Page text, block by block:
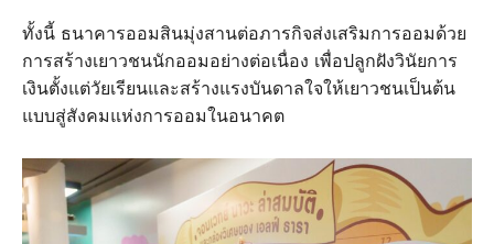
ทั้งนี้ ธนาคารออมสินมุ่งสานต่อภารกิจส่งเสริมการออมด้วย
การสร้างเยาวชนนักออมอย่างต่อเนื่อง เพื่อปลูกฝังวินัยการ
เงินตั้งแต่วัยเรียนและสร้างแรงบันดาลใจให้เยาวชนเป็นต้น
แบบสู่สังคมแห่งการออมในอนาคต